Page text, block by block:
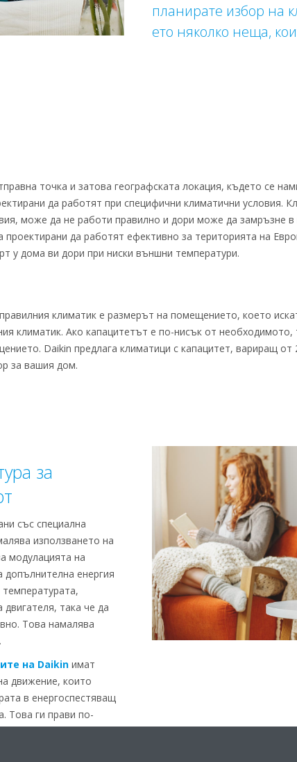
планирате избор на
ето няколко неща,
точка и затова географската локация, където се
да работят при специфични климатични условия.
може да не работи правилно и дори може да замръзне в
проектирани да работят ефективно за територията на
у дома ви дори при ниски външни температури.
климатик е размерът на помещението, което
климатик. Ако капацитетът е по-нисък от
Daikin предлага климатици с капацитет, вариращ от
за вашия дом.
за
със специална
използването на
модулацията на
допълнителна енергия
така че да
Това намалява
на Daikinимат
движение, които
в енергоспестяващ
Това ги прави по-
добър избор за